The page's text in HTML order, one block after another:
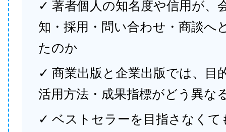
✓ 著者個人の知名度や信用が、
知・採用・問い合わせ・商談へ
たのか
✓ 商業出版と企業出版では、目
活用方法・成果指標がどう異な
✓ ベストセラーを目指さなくて